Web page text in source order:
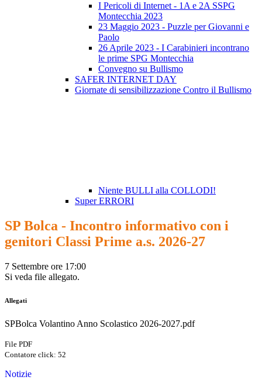
I Pericoli di Internet - 1A e 2A SSPG
Montecchia 2023
23 Maggio 2023 - Puzzle per Giovanni e
Paolo
26 Aprile 2023 - I Carabinieri incontrano
le prime SPG Montecchia
Convegno su Bullismo
SAFER INTERNET DAY
Giornate di sensibilizzazione Contro il Bullismo
Niente BULLI alla COLLODI!
Super ERRORI
SP Bolca - Incontro informativo con i
genitori Classi Prime a.s. 2026-27
7 Settembre ore 17:00
Si veda file allegato.
Allegati
SPBolca Volantino Anno Scolastico 2026-2027.pdf
File PDF
Contatore click: 52
Notizie